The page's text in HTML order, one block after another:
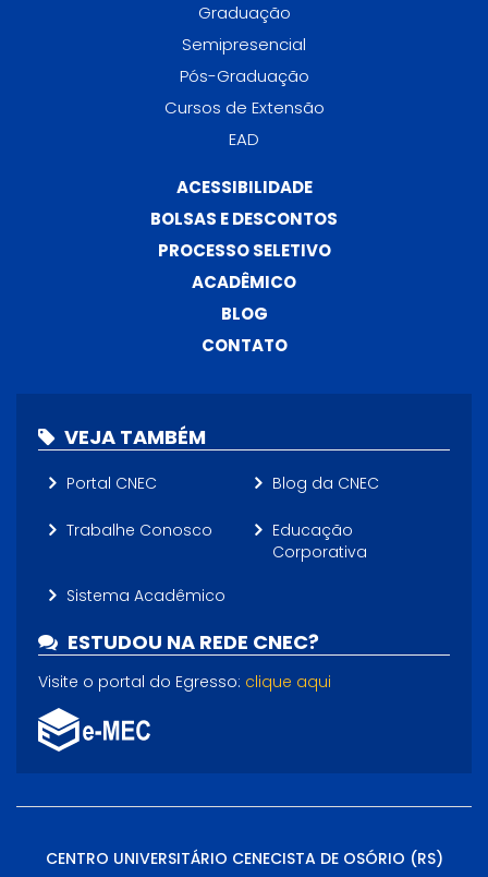
Graduação
Semipresencial
Pós-Graduação
Cursos de Extensão
EAD
ACESSIBILIDADE
BOLSAS E DESCONTOS
PROCESSO SELETIVO
ACADÊMICO
BLOG
CONTATO
VEJA TAMBÉM
Portal CNEC Blog da CNEC
Trabalhe Conosco
Educação
Corporativa
Sistema Acadêmico
ESTUDOU NA REDE CNEC?
Visite o portal do Egresso: clique aqui
CENTRO UNIVERSITÁRIO CENECISTA DE OSÓRIO (RS)